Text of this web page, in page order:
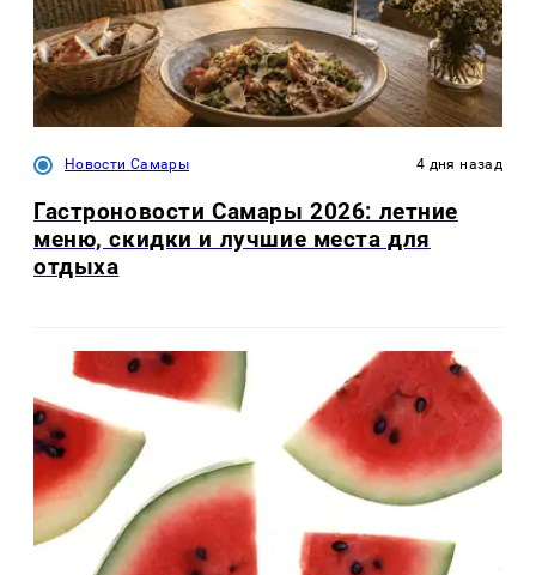
Новости Самары 4 дня назад
Гастроновости Самары 2026: летние
меню, скидки и лучшие места для
отдыха